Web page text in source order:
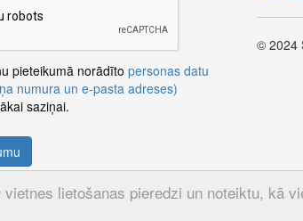
lietošanas pieredzi un noteiktu, kā
pieteikumā norādīto personas datu
numura un e-pasta adreses)
saziņai.
© 2024